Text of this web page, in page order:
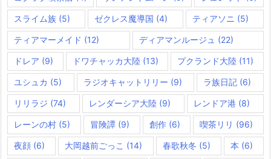
スライム族 (5) ゼクレス魔導国 (4) ティアソニ (5)
ティアマーメイド (12) ディアマンルージュ (22)
ドレア (9) ドワチャッカ大陸(13) プクランド大陸 (11)
ユシュカ (5) ラジオキャットリリー (9) ラ族日記 (6)
リリラジ (74) レンダーシア大陸 (9) レンドア港 (8)
レーンの村 (5) 冒険譚(9) 創作(6) 喫茶リリ (96)
夜顔 (6) 大岡越前ごっこ (14) 春歌秋冬 (5) 本 (6)